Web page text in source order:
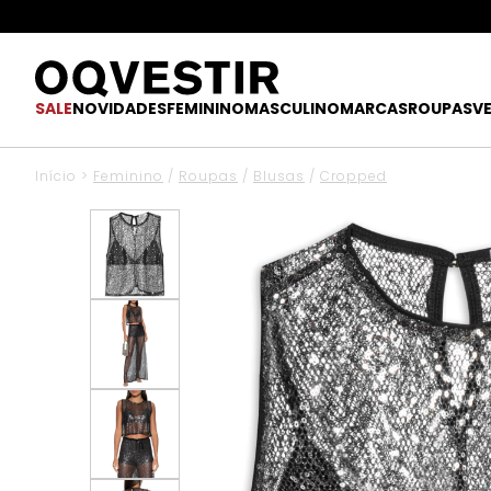
SALENOVIDADESFEMININOMASCULINOMARCASROUPAS
Início > Feminino / Roupas / Blusas / Cropped